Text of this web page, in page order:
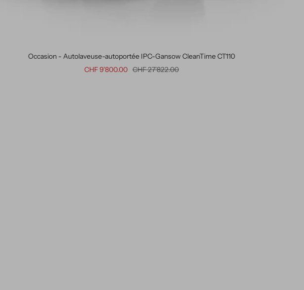
Occasion - Autolaveuse-autoportée IPC-Gansow CleanTime CT110
Prix de vente
CHF 9'800.00 Prix normal
CHF 27'822.00